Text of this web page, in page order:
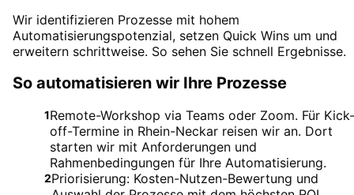
Wir identifizieren Prozesse mit hohem
Automatisierungspotenzial, setzen Quick Wins um und
erweitern schrittweise. So sehen Sie schnell Ergebnisse.
So automatisieren wir Ihre Prozesse
1Remote-Workshop via Teams oder Zoom. Für Kick-
off-Termine in Rhein-Neckar reisen wir an. Dort
starten wir mit Anforderungen und
Rahmenbedingungen für Ihre Automatisierung.
2Priorisierung: Kosten-Nutzen-Bewertung und